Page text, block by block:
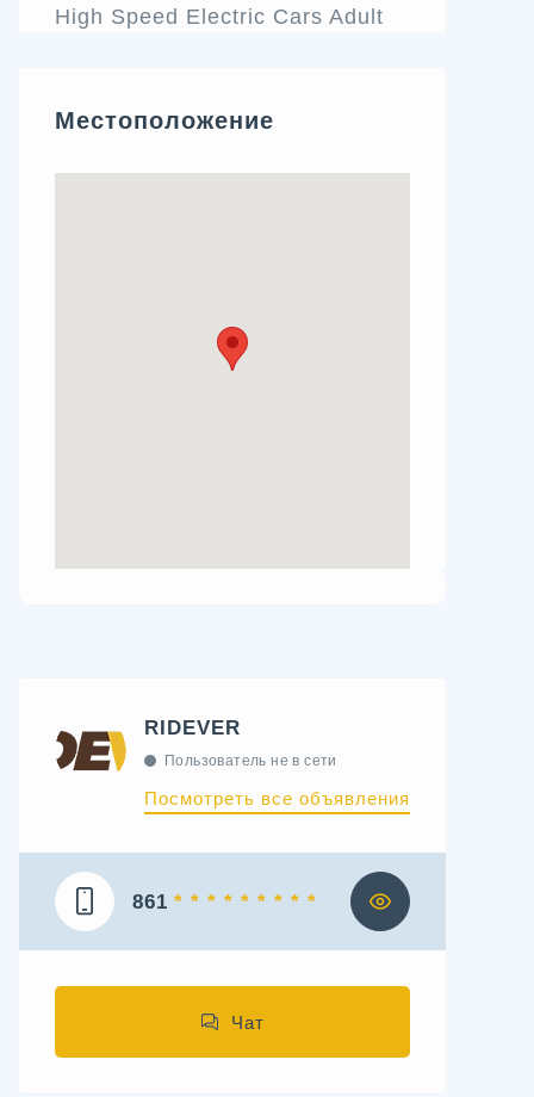
High Speed Electric Cars Adult
Местоположение
RIDEVER
Пользователь не в сети
Посмотреть все объявления
861 * * * * * * * * *
Чат